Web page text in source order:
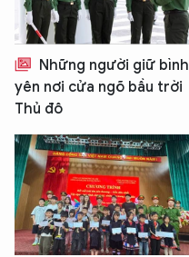
Những người giữ bình
yên nơi cửa ngõ bầu trời
Thủ đô